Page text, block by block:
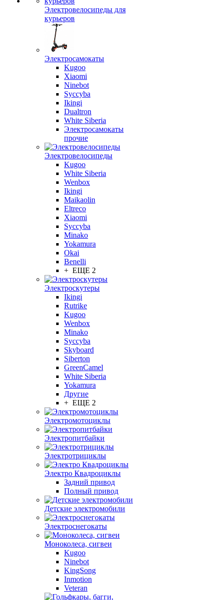
Электровелосипеды для
курьеров
Электросамокаты
Kugoo
Xiaomi
Ninebot
Syccyba
Ikingi
Dualtron
White Siberia
Электросамокаты
прочие
Электровелосипеды
Kugoo
White Siberia
Wenbox
Ikingi
Maikaolin
Eltreco
Xiaomi
Syccyba
Minako
Yokamura
Okai
Benelli
+ ЕЩЕ 2
Электроскутеры
Ikingi
Rutrike
Kugoo
Wenbox
Minako
Syccyba
Skyboard
Siberton
GreenCamel
White Siberia
Yokamura
Другие
+ ЕЩЕ 2
Электромотоциклы
Электропитбайки
Электротрициклы
Электро Квадроциклы
Задний привод
Полный привод
Детские электромобили
Электроснегокаты
Моноколеса, сигвеи
Kugoo
Ninebot
KingSong
Inmotion
Veteran